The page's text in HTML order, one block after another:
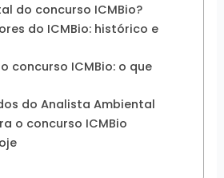
do concurso ICMBio?
do ICMBio: histórico e
concurso ICMBio: o que
do Analista Ambiental
o concurso ICMBio